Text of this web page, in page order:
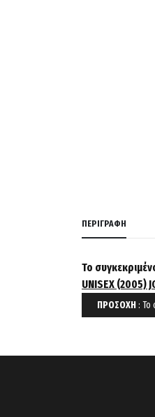
ΠΕΡΙΓΡΑΦΉ
Το
UNISEX (2005)
ΠΡΟΣΟΧΗ: Το